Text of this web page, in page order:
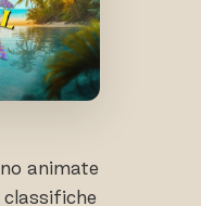
animate